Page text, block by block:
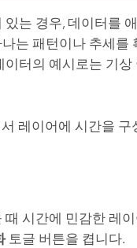
는 경우, 데이터를
는 패턴이나 추세를
터의 예시로는 기
레이어에 시간을 구
때 시간에 민감한 레
토글 버튼을 켭니다.